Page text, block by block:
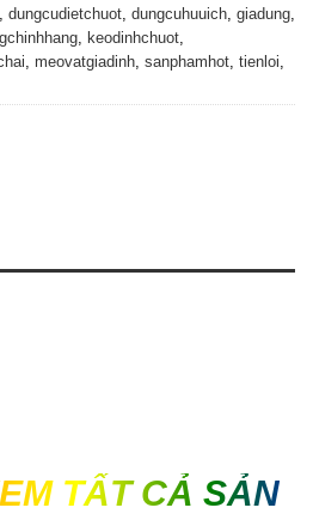
dungcudietchuot dungcuhuuich giadung
keodinhchuot
meovatgiadinh sanphamhot tienloi
TẤT CẢ SẢN